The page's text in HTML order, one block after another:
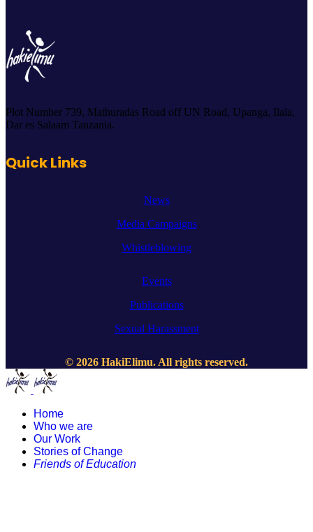
Plot Number 739, Mathuradas Road off UN Road, Upanga, Ilala,
Dar es Salaam Tanzania.
Quick Links
News
Media Campaigns
Whistleblowing
Events
Publications
Sexual Harassment
© 2026 HakiElimu. All rights reserved.
Home
Who we are
Our Work
Stories of Change
Friends of Education